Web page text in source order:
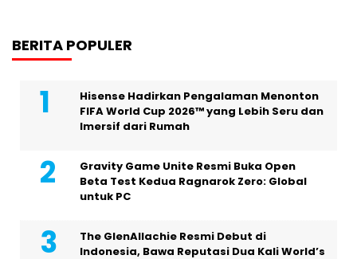
BERITA POPULER
Hisense Hadirkan Pengalaman Menonton
FIFA World Cup 2026™ yang Lebih Seru dan
Imersif dari Rumah
Gravity Game Unite Resmi Buka Open
Beta Test Kedua Ragnarok Zero: Global
untuk PC
The GlenAllachie Resmi Debut di
Indonesia, Bawa Reputasi Dua Kali World’s